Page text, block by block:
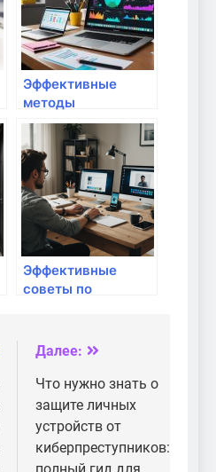
Эффективные
методы
продвижения
сайтов: Результат
за 5 дней
Эффективные
советы по
использовании
домашних
устройств
Далее:
Что нужно знать о
защите личных
устройств от
киберпреступников: